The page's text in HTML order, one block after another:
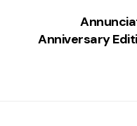
Anniversary